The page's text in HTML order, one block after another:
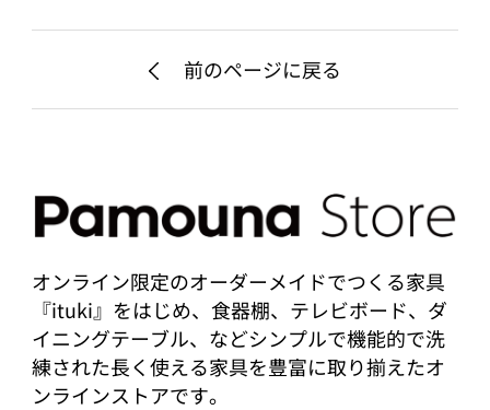
前のページに戻る
オンライン限定のオーダーメイドでつくる家具
『ituki』をはじめ、食器棚、テレビボード、ダ
イニングテーブル、などシンプルで機能的で洗
練された長く使える家具を豊富に取り揃えたオ
ンラインストアです。